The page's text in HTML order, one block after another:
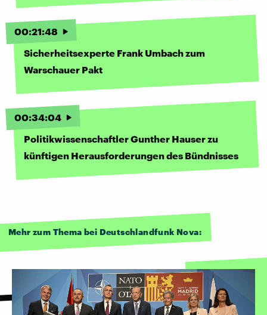
00:21:48
Sicherheitsexperte Frank Umbach zum
Warschauer Pakt
00:34:04
Politikwissenschaftler Gunther Hauser zu
künftigen Herausforderungen des Bündnisses
Mehr zum Thema bei Deutschlandfunk Nova: